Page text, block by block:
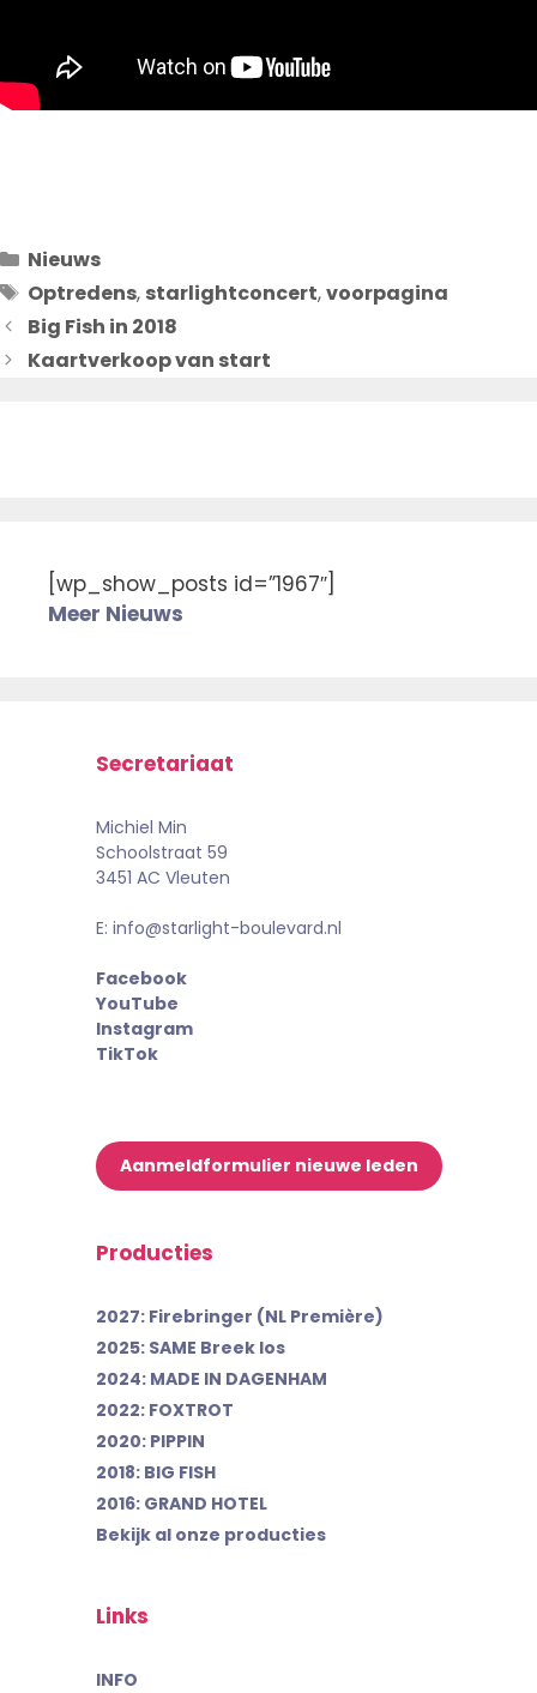
Categorieën
Nieuws
Tags
Optredens, starlightconcert,voorpagina
Big Fish in 2018
Kaartverkoop van start
[wp_show_posts id=”1967″]
Meer Nieuws
Secretariaat
Michiel Min
Schoolstraat 59
3451 AC Vleuten
E: info@starlight-boulevard.nl
Facebook
YouTube
Instagram
TikTok
Aanmeldformulier nieuwe leden
Producties
2027: Firebringer (NL Première)
2025: SAME Breek los
2024: MADE IN DAGENHAM
2022: FOXTROT
2020: PIPPIN
2018: BIG FISH
2016: GRAND HOTEL
Bekijk al onze producties
Links
INFO